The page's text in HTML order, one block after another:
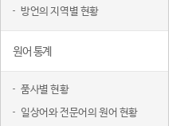
방언의 지역별 현황
원어 통계
품사별 현황
일상어와 전문어의 원어 현황